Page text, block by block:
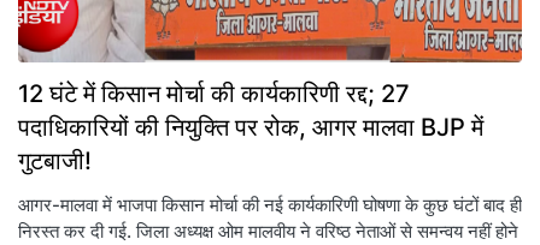
12 घंटे में किसान मोर्चा की कार्यकारिणी रद्द; 27
पदाधिकारियों की नियुक्ति पर रोक, आगर मालवा BJP में
गुटबाजी!
आगर-मालवा में भाजपा किसान मोर्चा की नई कार्यकारिणी घोषणा के कुछ घंटों बाद ही
निरस्त कर दी गई. जिला अध्यक्ष ओम मालवीय ने वरिष्ठ नेताओं से समन्वय नहीं होने